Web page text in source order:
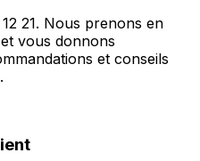
21. Nous prenons en
vous donnons
et conseils